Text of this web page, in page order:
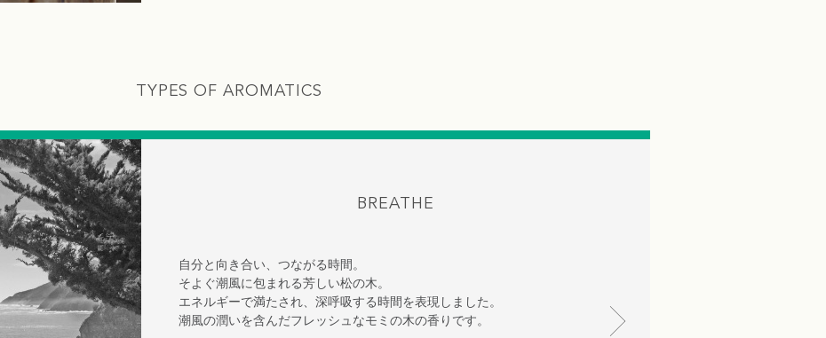
TYPES OF AROMATICS
BREATHE
自分と向き合い、つながる時間。
そよぐ潮風に包まれる芳しい松の木。
エネルギーで満たされ、深呼吸する時間を表現しました。
潮風の潤いを含んだフレッシュなモミの木の香りです。